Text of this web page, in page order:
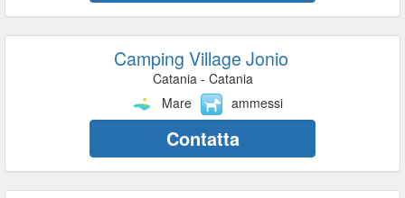
Camping Village Jonio
Catania - Catania
Mare
ammessi
Contatta